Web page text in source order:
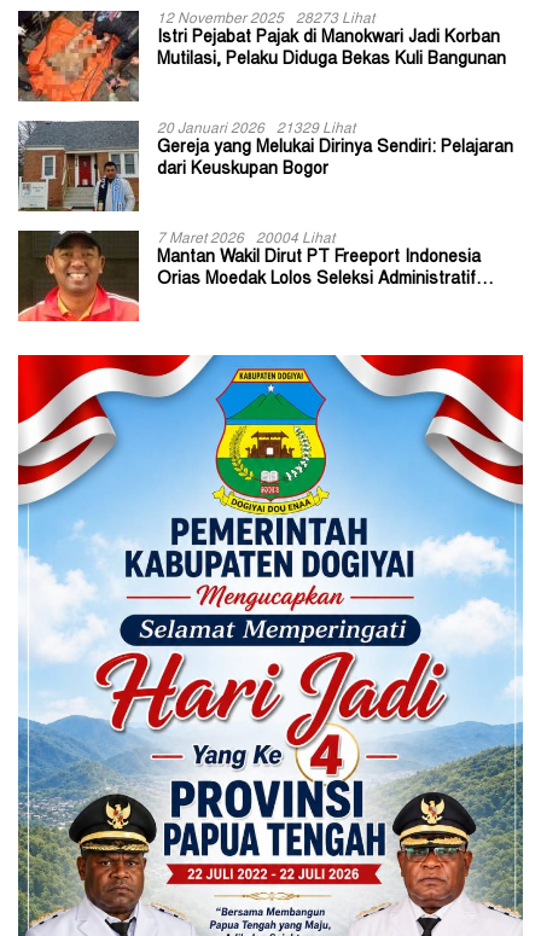
12 November 2025 28273 Lihat
Istri Pejabat Pajak di Manokwari Jadi Korban
Mutilasi, Pelaku Diduga Bekas Kuli Bangunan
20 Januari 2026 21329 Lihat
Gereja yang Melukai Dirinya Sendiri: Pelajaran
dari Keuskupan Bogor
7 Maret 2026 20004 Lihat
Mantan Wakil Dirut PT Freeport Indonesia
Orias Moedak Lolos Seleksi Administratif